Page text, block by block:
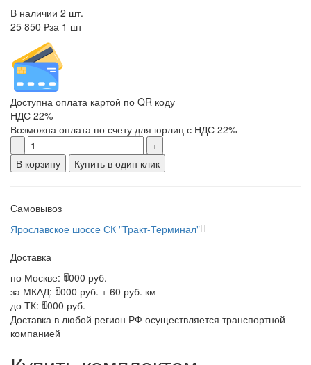
В наличии 2 шт.
25 850 ₽за 1 шт
Доступна оплата картой по QR коду
НДС 22%
Возможна оплата по счету для юрлиц с НДС 22%
-
+
В корзину
Купить в один клик
Самовывоз
Ярославское шоссе СК "Тракт-Терминал"
Доставка
по Москве: 1000 руб.
за МКАД: 1000 руб. + 60 руб. км
до ТК: 1000 руб.
Доставка в любой регион РФ осуществляется транспортной
компанией